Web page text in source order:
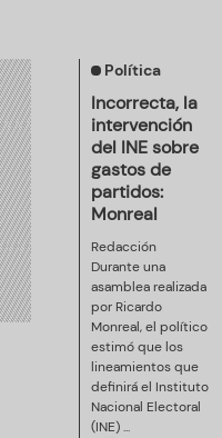
Política
Incorrecta, la
intervención
del INE sobre
gastos de
partidos:
Monreal
Redacción
Durante una
asamblea realizada
por Ricardo
Monreal, el político
estimó que los
lineamientos que
definirá el Instituto
Nacional Electoral
(INE) ...